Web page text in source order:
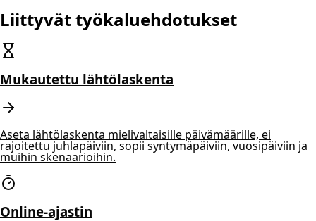
Liittyvät työkaluehdotukset
Mukautettu lähtölaskenta
Aseta lähtölaskenta mielivaltaisille päivämäärille, ei
rajoitettu juhlapäiviin, sopii syntymäpäiviin, vuosipäiviin ja
muihin skenaarioihin.
Online-ajastin